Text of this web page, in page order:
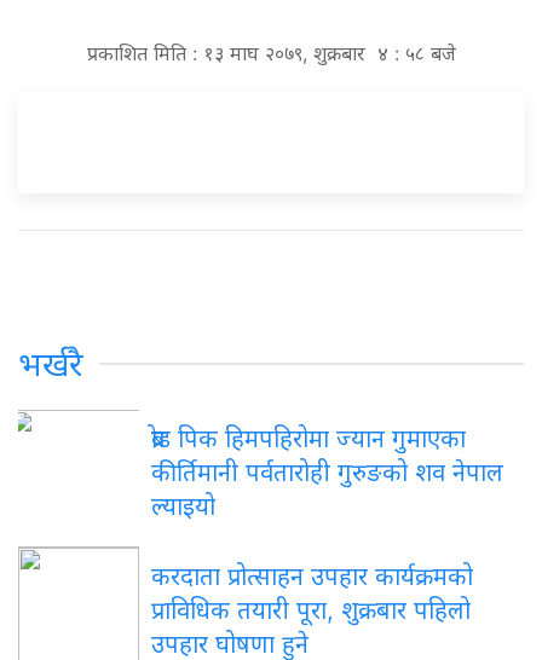
प्रकाशित मिति : १३ माघ २०७९, शुक्रबार ४ : ५८ बजे
भर्खरै
ब्रोड पिक हिमपहिरोमा ज्यान गुमाएका
कीर्तिमानी पर्वतारोही गुरुङको शव नेपाल
ल्याइयो
करदाता प्रोत्साहन उपहार कार्यक्रमको
प्राविधिक तयारी पूरा, शुक्रबार पहिलो
उपहार घोषणा हुने